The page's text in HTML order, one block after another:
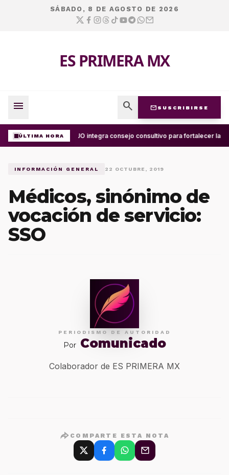
SÁBADO, 8 DE AGOSTO DE 2026
ES PRIMERA MX
menu search mail SUSCRIBIRSE
ÚLTIMA HORAUABJO integra consejo consultivo para fortalecer la
INFORMACIÓN GENERAL 22 OCTUBRE, 2019
Médicos, sinónimo de
vocación de servicio:
SSO
PERIODISMO DE AUTORIDAD
Por Comunicado
Colaborador de ES PRIMERA MX
COMPARTE ESTA NOTA